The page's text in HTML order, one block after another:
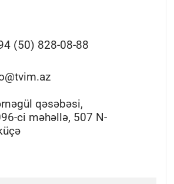
(50) 828-08-88
qəsəbəsi,
ci məhəllə, 507 N-